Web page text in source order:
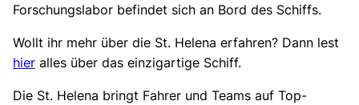
Forschungslabor befindet sich an Bord des Schiffs.
Wollt ihr mehr über die St. Helena erfahren? Dann lest
hier alles über das einzigartige Schiff.
Die St. Helena bringt Fahrer und Teams auf Top-